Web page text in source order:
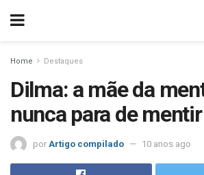
Home Destaques
Dilma: a mãe da
nunca para de mentir
por Artigo compilado 10 anos ago